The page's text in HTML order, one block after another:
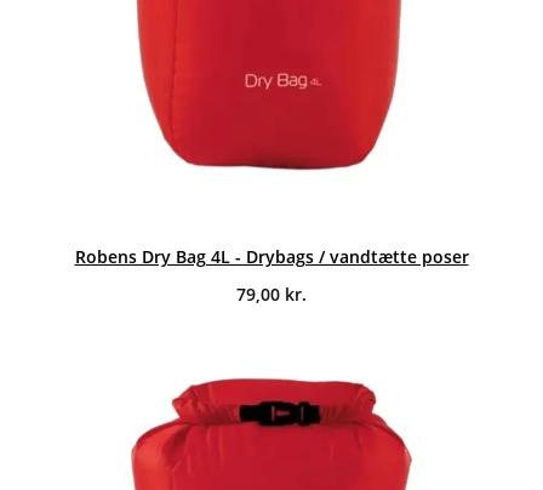
Robens Dry Bag 4L - Drybags / vandtætte poser
79,00 kr.